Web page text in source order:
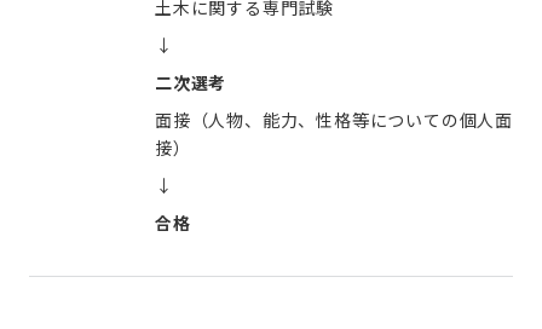
↓
二次選考
面接（人物、能力、性格等についての個人面
接）
↓
合格